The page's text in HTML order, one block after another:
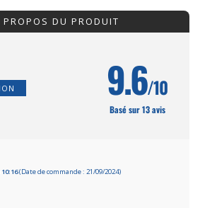
DU PRODUIT
9.6/10
Basé sur 13 avis
(Date de commande : 21/09/2024)